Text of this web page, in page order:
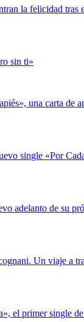
la felicidad tras
sin ti»
una carta de
single «Por
adelanto de su
Un viaje a
el primer single